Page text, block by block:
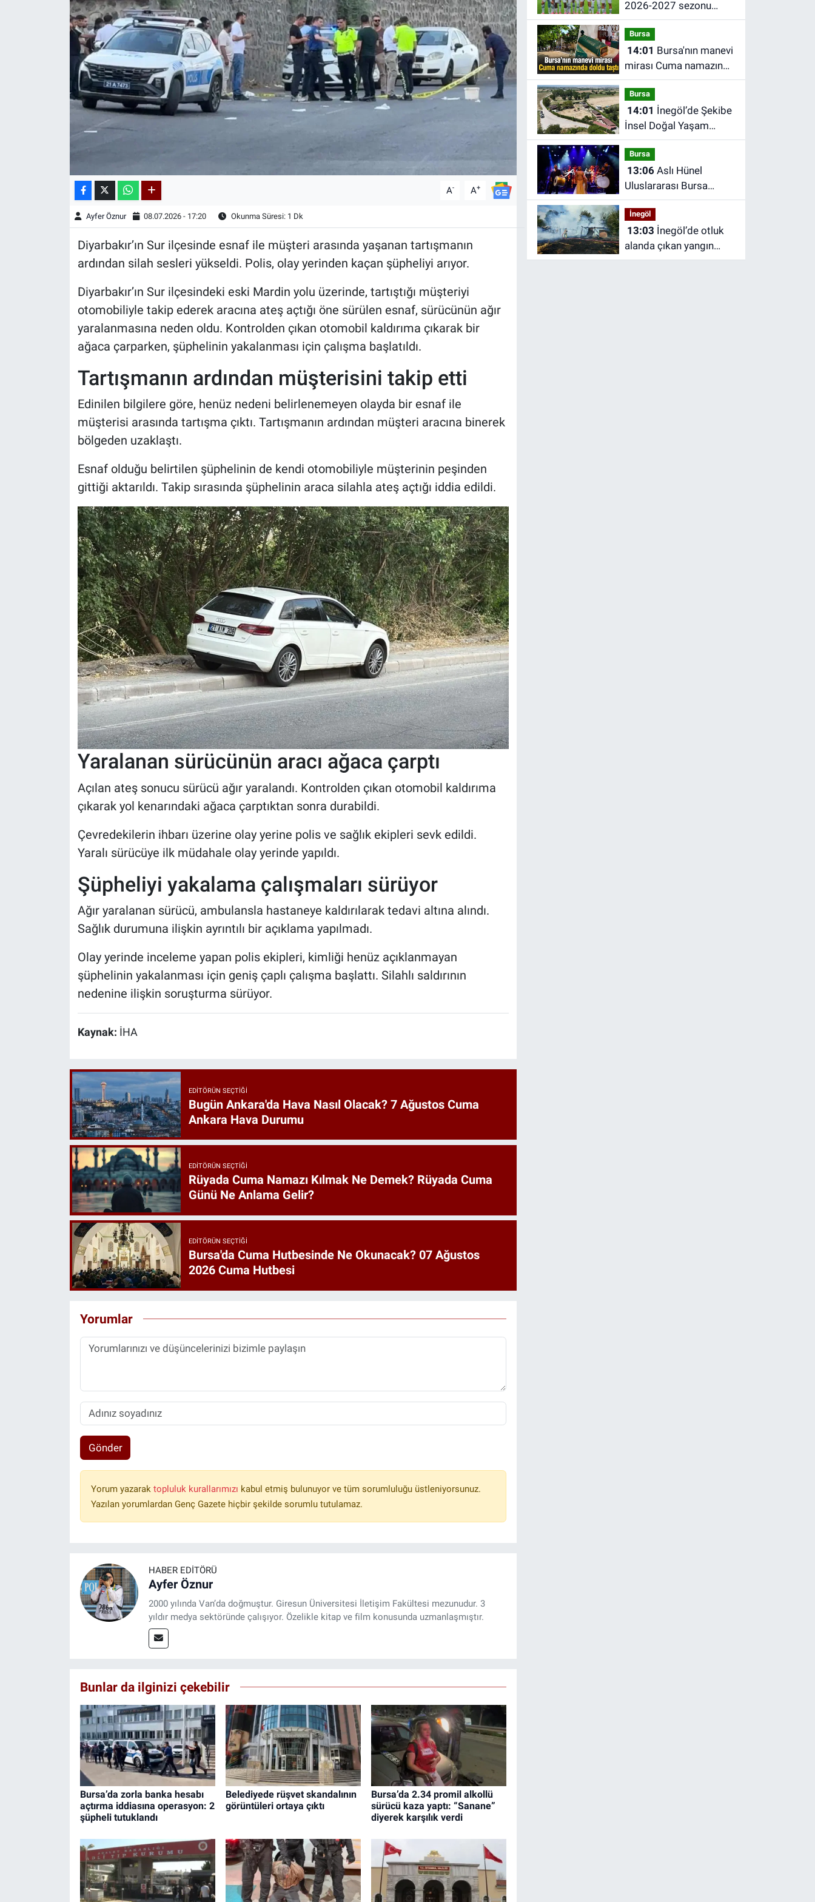
A- A+
Ayfer Öznur 08.07.2026 - 17:20 Okunma Süresi: 1 Dk
Diyarbakır’ın Sur ilçesinde esnaf ile müşteri arasında yaşanan tartışmanın
ardından silah sesleri yükseldi. Polis, olay yerinden kaçan şüpheliyi arıyor.
Diyarbakır’ın Sur ilçesindeki eski Mardin yolu üzerinde, tartıştığı müşteriyi
otomobiliyle takip ederek aracına ateş açtığı öne sürülen esnaf, sürücünün ağır
yaralanmasına neden oldu. Kontrolden çıkan otomobil kaldırıma çıkarak bir
ağaca çarparken, şüphelinin yakalanması için çalışma başlatıldı.
Tartışmanın ardından müşterisini takip etti
Edinilen bilgilere göre, henüz nedeni belirlenemeyen olayda bir esnaf ile
müşterisi arasında tartışma çıktı. Tartışmanın ardından müşteri aracına binerek
bölgeden uzaklaştı.
Esnaf olduğu belirtilen şüphelinin de kendi otomobiliyle müşterinin peşinden
gittiği aktarıldı. Takip sırasında şüphelinin araca silahla ateş açtığı iddia edildi.
Yaralanan sürücünün aracı ağaca çarptı
Açılan ateş sonucu sürücü ağır yaralandı. Kontrolden çıkan otomobil kaldırıma
çıkarak yol kenarındaki ağaca çarptıktan sonra durabildi.
Çevredekilerin ihbarı üzerine olay yerine polis ve sağlık ekipleri sevk edildi.
Yaralı sürücüye ilk müdahale olay yerinde yapıldı.
Şüpheliyi yakalama çalışmaları sürüyor
Ağır yaralanan sürücü, ambulansla hastaneye kaldırılarak tedavi altına alındı.
Sağlık durumuna ilişkin ayrıntılı bir açıklama yapılmadı.
Olay yerinde inceleme yapan polis ekipleri, kimliği henüz açıklanmayan
şüphelinin yakalanması için geniş çaplı çalışma başlattı. Silahlı saldırının
nedenine ilişkin soruşturma sürüyor.
Kaynak: İHA
EDITÖRÜN SEÇTIĞI
Bugün Ankara'da Hava Nasıl Olacak? 7 Ağustos Cuma
Ankara Hava Durumu
EDITÖRÜN SEÇTIĞI
Rüyada Cuma Namazı Kılmak Ne Demek? Rüyada Cuma
Günü Ne Anlama Gelir?
EDITÖRÜN SEÇTIĞI
Bursa'da Cuma Hutbesinde Ne Okunacak? 07 Ağustos
2026 Cuma Hutbesi
Yorumlar
Gönder
Yorum yazarak topluluk kurallarımızı kabul etmiş bulunuyor ve tüm sorumluluğu üstleniyorsunuz.
Yazılan yorumlardan Genç Gazete hiçbir şekilde sorumlu tutulamaz.
HABER EDITÖRÜ
Ayfer Öznur
2000 yılında Van’da doğmuştur. Giresun Üniversitesi İletişim Fakültesi mezunudur. 3
yıldır medya sektöründe çalışıyor. Özelikle kitap ve film konusunda uzmanlaşmıştır.
Bunlar da ilginizi çekebilir
Bursa’da zorla banka hesabı
açtırma iddiasına operasyon: 2
şüpheli tutuklandı
Belediyede rüşvet skandalının
görüntüleri ortaya çıktı
Bursa’da 2.34 promil alkollü
sürücü kaza yaptı: “Sanane”
diyerek karşılık verdi
2026-2027 sezonu
forma numaraları belli
oldu
Bursa
14:01
mirası Cuma namazında
doldu taştı
Bursa
14:01
İnsel Doğal Yaşam
Çiftliği atlı binicilik
merkezine dönüşüyor
Bursa
13:06Aslı Hünel
Uluslararası Bursa
Festivali’nde sahne aldı
İnegöl
13:03
alanda çıkan yangın
barakaya sıçradı
Kadın & Aile
Kültür & Sanat
Yazarlar